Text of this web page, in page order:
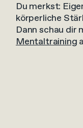
Du merkst:
körperliche
Dann schau dir
Mentaltraining